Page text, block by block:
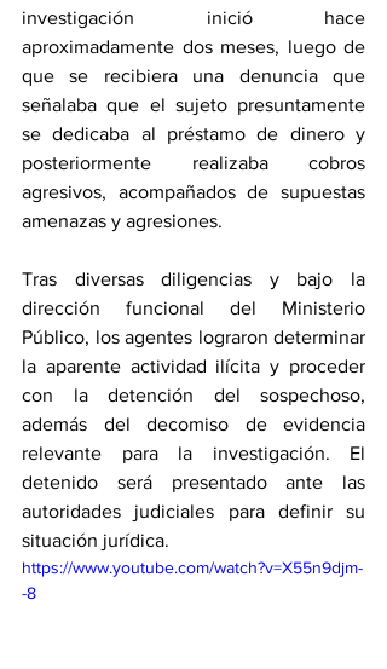
investigación inició hace
aproximadamente dos meses, luego de
que se recibiera una denuncia que
señalaba que el sujeto presuntamente
se dedicaba al préstamo de dinero y
posteriormente realizaba cobros
agresivos, acompañados de supuestas
amenazas y agresiones.
Tras diversas diligencias y bajo la
dirección funcional del Ministerio
Público, los agentes lograron determinar
la aparente actividad ilícita y proceder
con la detención del sospechoso,
además del decomiso de evidencia
relevante para la investigación. El
detenido será presentado ante las
autoridades judiciales para definir su
situación jurídica.
https://www.youtube.com/watch?v=X55n9djm-
-8